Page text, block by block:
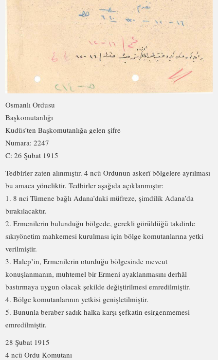
Osmanlı Ordusu
Başkomutanlığı
Kudüs’ten Başkomutanlığa gelen şifre
Numara: 2247
C: 26 Şubat 1915
Tedbirler zaten alınmıştır. 4 ncü Ordunun askerî bölgelere ayrılması
bu amaca yöneliktir. Tedbirler aşağıda açıklanmıştır:
1. 8 nci Tümene bağlı Adana’daki müfreze, şimdilik Adana’da
bırakılacaktır.
2. Ermenilerin bulunduğu bölgede, gerekli görüldüğü takdirde
sıkıyönetim mahkemesi kurulması için bölge komutanlarına yetki
verilmiştir.
3. Halep’in, Ermenilerin oturduğu bölgesinde mevcut
konuşlanmanın, muhtemel bir Ermeni ayaklanmasını derhâl
bastırmaya uygun olacak şekilde değiştirilmesi emredilmiştir.
4. Bölge komutanlarının yetkisi genişletilmiştir.
5. Bununla beraber sadık halka karşı şefkatin esirgenmemesi
emredilmiştir.
28 Şubat 1915
4 ncü Ordu Komutanı